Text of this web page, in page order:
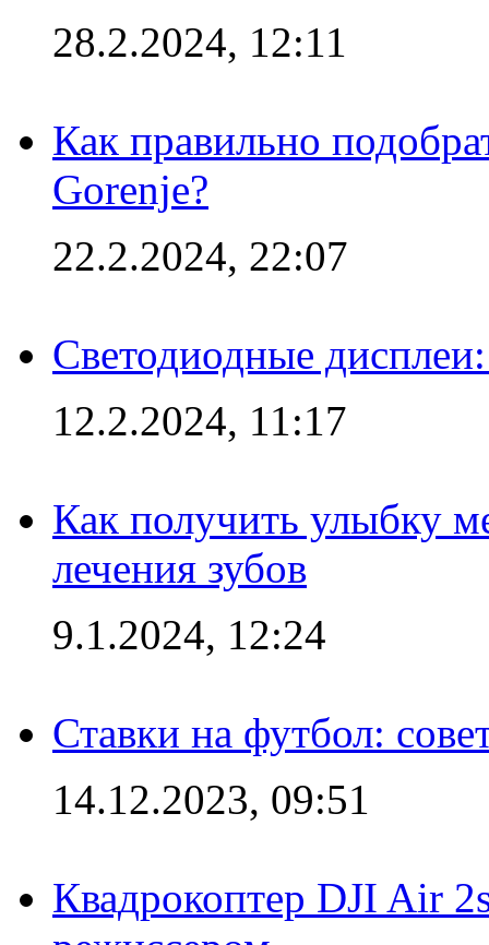
28.2.2024, 12:11
Как правильно
Gorenje?
22.2.2024, 22:07
Светодиодные
12.2.2024, 11:17
Как получить улыбку
лечения зубов
9.1.2024, 12:24
Ставки на футбол:
14.12.2023, 09:51
Квадрокоптер DJI Air